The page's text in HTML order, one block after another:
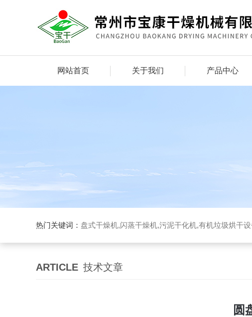
网站首页 关于我们 产品中心
热门关键词： 盘式干燥机,闪蒸干燥机,污泥干化机,有机垃圾烘干设
ARTICLE 技术文章
圆